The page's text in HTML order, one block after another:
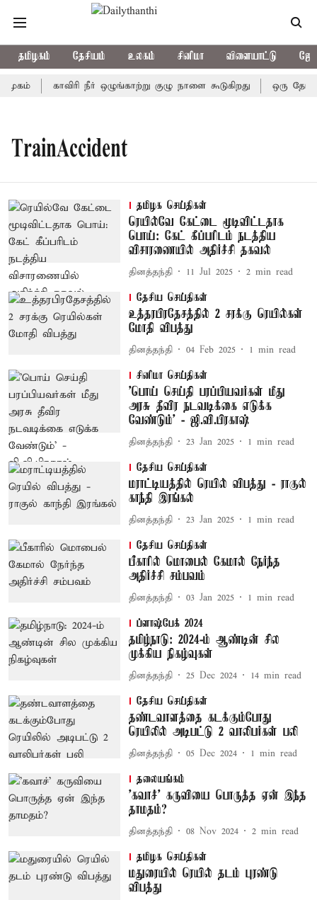
தமிழகம் தேசியம் உலகம் சினிமா விளையாட்டு
காவிரி நீர் ஒழுங்காற்று குழு நாளை கூடுகிறது ஒரு
TrainAccident
தமிழக செய்திகள்
ரெயில்வே கேட்டை மூடிவிட்டதாக
பொய்: கேட் கீப்பரிடம் நடத்திய
விசாரணையில் அதிர்ச்சி தகவல்
தினத்தந்தி 11 Jul 2025 2 min read
தேசிய செய்திகள்
உத்தரபிரதேசத்தில் 2 சரக்கு ரெயில்கள்
மோதி விபத்து
தினத்தந்தி 04 Feb 2025 1 min read
சினிமா செய்திகள்
'பொய் செய்தி பரப்பியவர்கள் மீது
அரசு தீவிர நடவடிக்கை எடுக்க
வேண்டும்' - ஜி.வி.பிரகாஷ்
தினத்தந்தி 23 Jan 2025 1 min read
தேசிய செய்திகள்
மராட்டியத்தில் ரெயில் விபத்து - ராகுல்
காந்தி இரங்கல்
தினத்தந்தி 23 Jan 2025 1 min read
தேசிய செய்திகள்
பீகாரில் மொபைல் கேமால் நேர்ந்த
அதிர்ச்சி சம்பவம்
தினத்தந்தி 03 Jan 2025 1 min read
ப்ளாஷ்பேக் 2024
தமிழ்நாடு: 2024-ம் ஆண்டின் சில
முக்கிய நிகழ்வுகள்
தினத்தந்தி 25 Dec 2024 14 min read
தேசிய செய்திகள்
தண்டவாளத்தை கடக்கும்போது
ரெயிலில் அடிபட்டு 2 வாலிபர்கள் பலி
தினத்தந்தி 05 Dec 2024 1 min read
தலையங்கம்
'கவாச்' கருவியை பொருத்த ஏன் இந்த
தாமதம்?
தினத்தந்தி 08 Nov 2024 2 min read
தமிழக செய்திகள்
மதுரையில் ரெயில் தடம் புரண்டு
விபத்து